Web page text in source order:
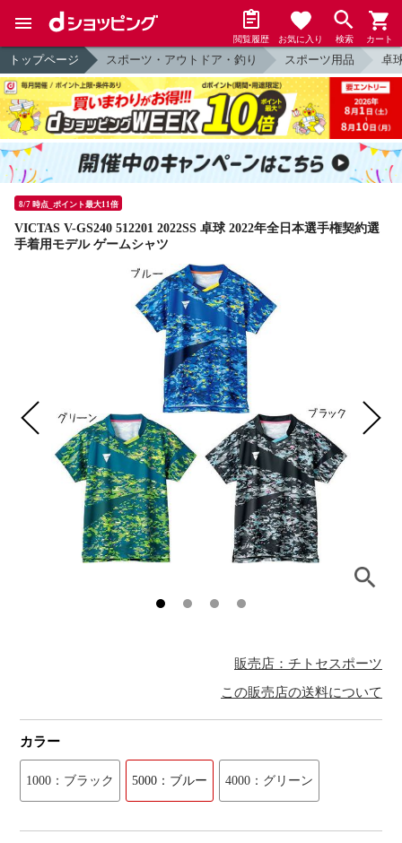
閲覧履歴 お気に入り 検索 カート
トップページ スポーツ・アウトドア・釣り スポーツ用品 卓
8/7 時点_ポイント最大11倍
VICTAS V-GS240 512201 2022SS 卓球 2022年全日本選手権契約選
手着用モデル ゲームシャツ
販売店：チトセスポーツ
この販売店の送料について
カラー
1000：ブラック 5000：ブルー 4000：グリーン